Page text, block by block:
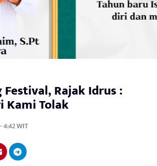
Rajak Idrus :
Kami Tolak
4:42 WIT